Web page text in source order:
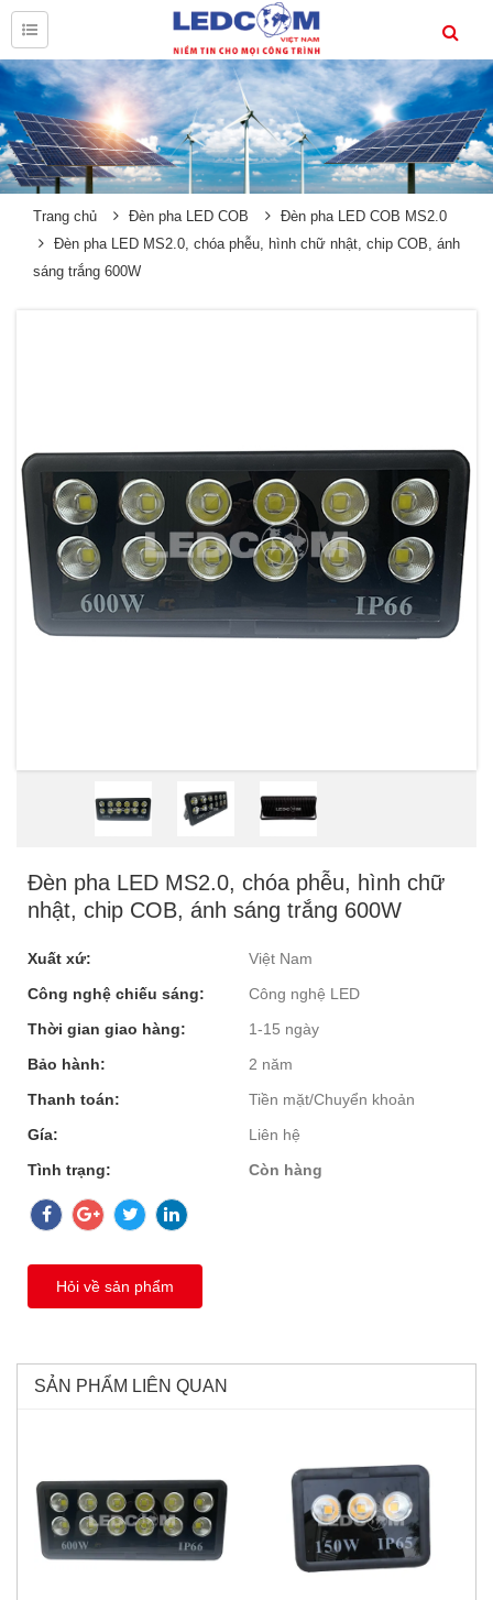
Trang chủ Đèn pha LED COB
Đèn pha LED COB MS2.0
Đèn pha LED MS2.0, chóa phễu, hình chữ nhật, chip COB, ánh
sáng trắng 600W
Đèn pha LED MS2.0, chóa phễu, hình chữ
nhật, chip COB, ánh sáng trắng 600W
Xuất xứ:
Việt Nam
Công nghệ chiếu sáng:
Công nghệ LED
Thời gian giao hàng:
1-15 ngày
Bảo hành:
2 năm
Thanh toán:
Tiền mặt/Chuyển khoản
Gía:
Liên hệ
Tình trạng:
Còn hàng
Hỏi về sản phẩm
SẢN PHẨM LIÊN QUAN